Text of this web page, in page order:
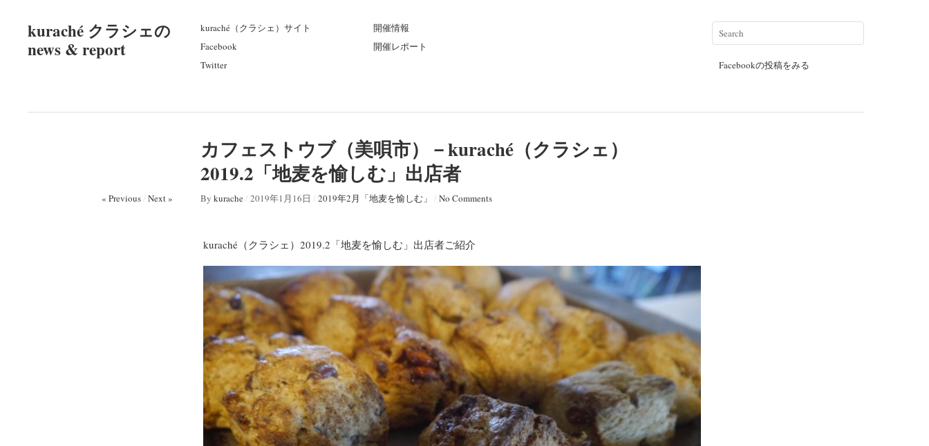
kuraché クラシェの
news & report
kuraché（クラシェ）サイト
Facebook
Twitter
開催情報
開催レポート
Facebookの投稿をみる
カフェストウブ（美唄市）－kuraché（クラシェ）
2019.2「地麦を愉しむ」出店者
« Previous/ Next » By kurache/ 2019年1月16日 / 2019年2月「地麦を愉しむ」 / No Comments
kuraché（クラシェ）2019.2「地麦を愉しむ」出店者ご紹介